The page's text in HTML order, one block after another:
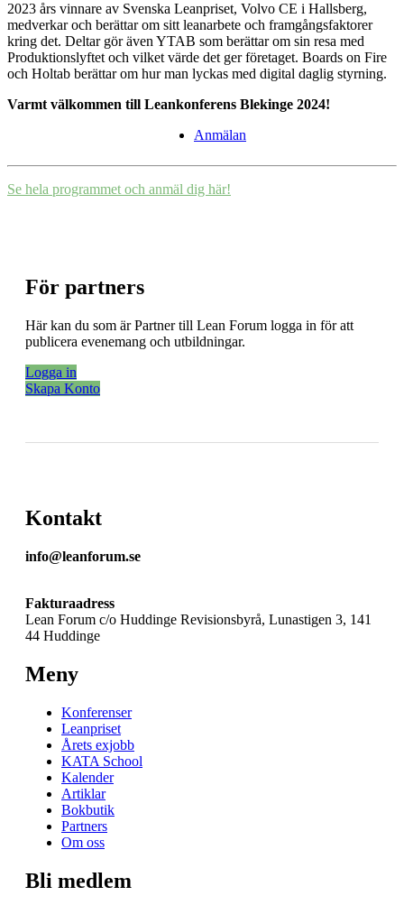
2023 års vinnare av Svenska Leanpriset, Volvo CE i Hallsberg,
medverkar och berättar om sitt leanarbete och framgångsfaktorer
kring det. Deltar gör även YTAB som berättar om sin resa med
Produktionslyftet och vilket värde det ger företaget. Boards on Fire
och Holtab berättar om hur man lyckas med digital daglig styrning.
Varmt välkommen till Leankonferens Blekinge 2024!
Anmälan
Se hela programmet och anmäl dig här!
För partners
Här kan du som är Partner till Lean Forum logga in för att
publicera evenemang och utbildningar.
Logga in
Skapa Konto
Kontakt
info@leanforum.se
Fakturaadress
Lean Forum c/o Huddinge Revisionsbyrå, Lunastigen 3, 141
44 Huddinge
Meny
Konferenser
Leanpriset
Årets exjobb
KATA School
Kalender
Artiklar
Bokbutik
Partners
Om oss
Bli medlem